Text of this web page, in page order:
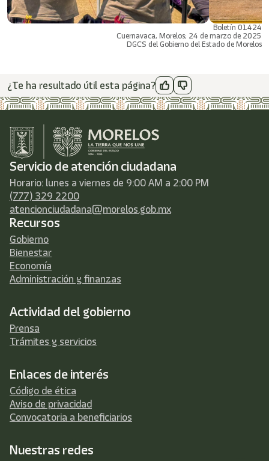
Boletín 01424
Cuernavaca, Morelos; 24 de marzo de 2025
DGCS del Gobierno del Estado de Morelos
¿Te ha resultado útil esta página?
Servicio de atención ciudadana
Horario: lunes a viernes de 9:00 AM a 2:00 PM
(777) 329 2200
atencionciudadana@morelos.gob.mx
Recursos
Gobierno
Bienestar
Economía
Administración y finanzas
Actividad del gobierno
Prensa
Trámites y servicios
Enlaces de interés
Código de ética
Aviso de privacidad
Convocatoria a beneficiarios
Nuestras redes